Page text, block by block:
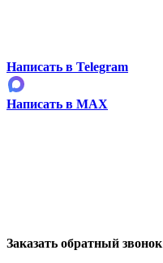
Написать в Telegram
Написать в MAX
Заказать обратный звонок